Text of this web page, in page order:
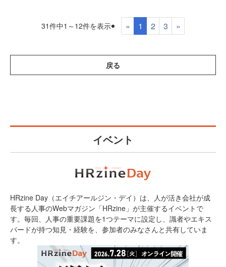
31件中1～12件を表示 « 1 2 3 »
戻る
イベント
HRzine Day（エイチアールジン・デイ）は、人が活き会社が成
長する人事のWebマガジン「HRzine」が主催するイベントで
す。毎回、人事の重要課題を1つテーマに設定し、識者やエキス
パードが持つ知見・経験を、参加者のみなさんと共有していま
す。